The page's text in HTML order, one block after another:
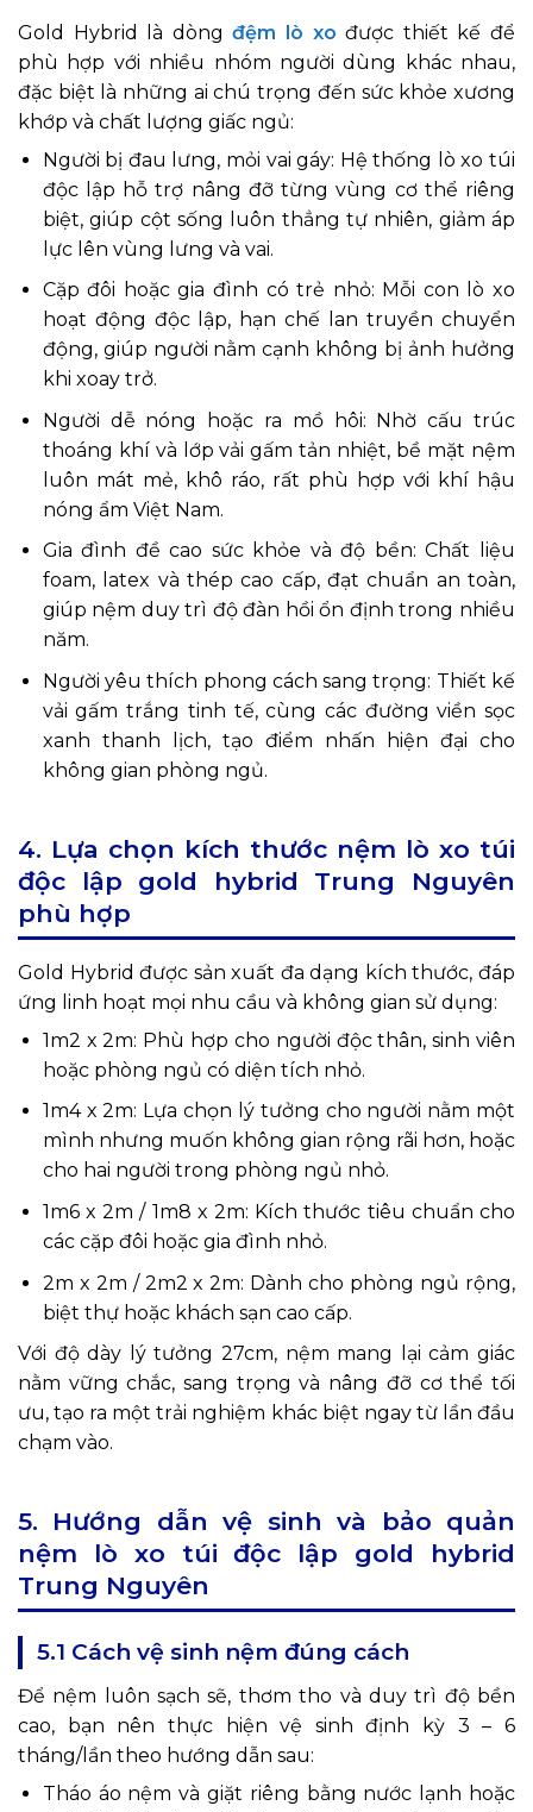
Gold Hybrid là dòngđệm lò xo được thiết kế để
phù hợp với nhiều nhóm người dùng khác nhau,
đặc biệt là những ai chú trọng đến sức khỏe xương
khớp và chất lượng giấc ngủ:
Người bị đau lưng, mỏi vai gáy: Hệ thống lò xo túi
độc lập hỗ trợ nâng đỡ từng vùng cơ thể riêng
biệt, giúp cột sống luôn thẳng tự nhiên, giảm áp
lực lên vùng lưng và vai.
Cặp đôi hoặc gia đình có trẻ nhỏ: Mỗi con lò xo
hoạt động độc lập, hạn chế lan truyền chuyển
động, giúp người nằm cạnh không bị ảnh hưởng
khi xoay trở.
Người dễ nóng hoặc ra mồ hôi: Nhờ cấu trúc
thoáng khí và lớp vải gấm tản nhiệt, bề mặt nệm
luôn mát mẻ, khô ráo, rất phù hợp với khí hậu
nóng ẩm Việt Nam.
Gia đình đề cao sức khỏe và độ bền: Chất liệu
foam, latex và thép cao cấp, đạt chuẩn an toàn,
giúp nệm duy trì độ đàn hồi ổn định trong nhiều
năm.
Người yêu thích phong cách sang trọng: Thiết kế
vải gấm trắng tinh tế, cùng các đường viền sọc
xanh thanh lịch, tạo điểm nhấn hiện đại cho
không gian phòng ngủ.
4. Lựa chọn kích thước nệm lò xo túi
độc lập gold hybrid Trung Nguyên
phù hợp
Gold Hybrid được sản xuất đa dạng kích thước, đáp
ứng linh hoạt mọi nhu cầu và không gian sử dụng:
1m2 x 2m: Phù hợp cho người độc thân, sinh viên
hoặc phòng ngủ có diện tích nhỏ.
1m4 x 2m: Lựa chọn lý tưởng cho người nằm một
mình nhưng muốn không gian rộng rãi hơn, hoặc
cho hai người trong phòng ngủ nhỏ.
1m6 x 2m / 1m8 x 2m: Kích thước tiêu chuẩn cho
các cặp đôi hoặc gia đình nhỏ.
2m x 2m / 2m2 x 2m: Dành cho phòng ngủ rộng,
biệt thự hoặc khách sạn cao cấp.
Với độ dày lý tưởng 27cm, nệm mang lại cảm giác
nằm vững chắc, sang trọng và nâng đỡ cơ thể tối
ưu, tạo ra một trải nghiệm khác biệt ngay từ lần đầu
chạm vào.
5. Hướng dẫn vệ sinh và bảo quản
nệm lò xo túi độc lập gold hybrid
Trung Nguyên
5.1 Cách vệ sinh nệm đúng cách
Để nệm luôn sạch sẽ, thơm tho và duy trì độ bền
cao, bạn nên thực hiện vệ sinh định kỳ 3 – 6
tháng/lần theo hướng dẫn sau:
Tháo áo nệm và giặt riêng bằng nước lạnh hoặc